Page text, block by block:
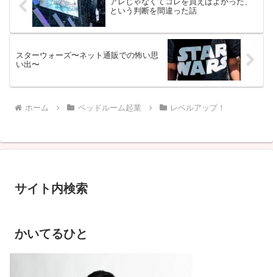
という判断を間違った話
スターウォーズ〜ネット通販での怖い思
い出〜
ホーム ベッドルーム起業 レベルアップ！
サイト内検索
かいてるひと